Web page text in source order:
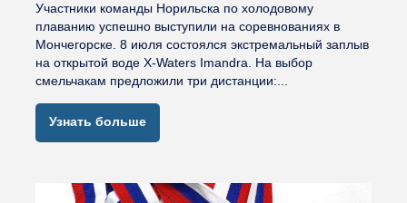
Участники команды Норильска по холодовому
плаванию успешно выступили на соревнованиях в
Мончегорске. 8 июля состоялся экстремальный заплыв
на открытой воде X-Waters Imandra. На выбор
смельчакам предложили три дистанции:...
Узнать больше